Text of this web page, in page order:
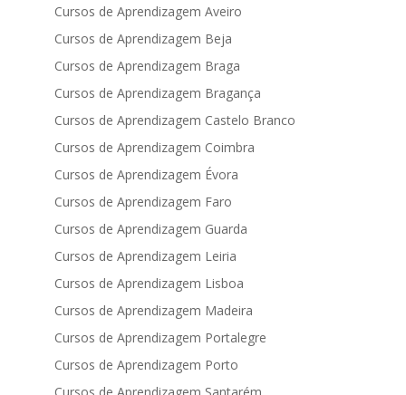
Cursos de Aprendizagem Aveiro
Cursos de Aprendizagem Beja
Cursos de Aprendizagem Braga
Cursos de Aprendizagem Bragança
Cursos de Aprendizagem Castelo Branco
Cursos de Aprendizagem Coimbra
Cursos de Aprendizagem Évora
Cursos de Aprendizagem Faro
Cursos de Aprendizagem Guarda
Cursos de Aprendizagem Leiria
Cursos de Aprendizagem Lisboa
Cursos de Aprendizagem Madeira
Cursos de Aprendizagem Portalegre
Cursos de Aprendizagem Porto